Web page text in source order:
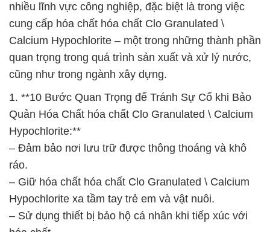
nhiều lĩnh vực công nghiệp, đặc biệt là trong việc
cung cấp hóa chất hóa chất Clo Granulated \
Calcium Hypochlorite – một trong những thành phần
quan trọng trong quá trình sản xuất và xử lý nước,
cũng như trong ngành xây dựng.
1. **10 Bước Quan Trọng để Tránh Sự Cố khi Bảo
Quản Hóa Chất hóa chất Clo Granulated \ Calcium
Hypochlorite:**
– Đảm bảo nơi lưu trữ được thông thoáng và khô
ráo.
– Giữ hóa chất hóa chất Clo Granulated \ Calcium
Hypochlorite xa tầm tay trẻ em và vật nuôi.
– Sử dụng thiết bị bảo hộ cá nhân khi tiếp xúc với